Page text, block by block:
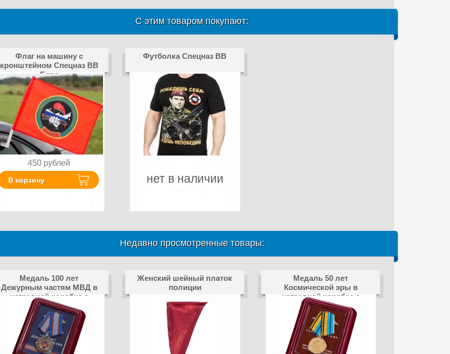
С этим товаром покупают:
Флаг на машину с
кронштейном Спецназ ВВ
Барс
450 рублей
В корзину
Футболка Спецназ ВВ
нет в наличии
Недавно просмотренные товары:
Медаль 100 лет
Дежурным частям МВД в
наградной коробке с
удостоверением в
комплекте
Женский шейный платок
полиции
Медаль 50 лет
Космической эры в
наградной коробке с
удостоверением в
комплекте